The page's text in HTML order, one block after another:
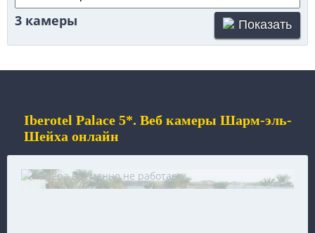
3 камеры Показать
Iberotel Palace 5*. Веб камеры Шарм-эль-
Шейха онлайн